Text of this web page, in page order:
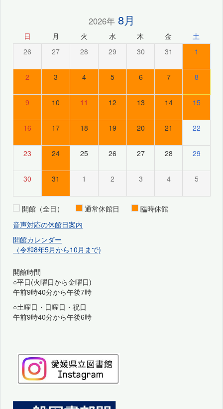
2026年8月
日 月 火 水 木 金 土
26 27 28 29 30 31 1
2 3 4 5 6 7 8
9 10 11 12 13 14 15
16 17 18 19 20 21 22
23 24 25 26 27 28 29
30 31 1 2 3 4 5
開館（全日） 通常休館日
臨時休館
音声対応の休館日案内
開館カレンダー
（令和8年5月から10月まで)
開館時間
○平日(火曜日から金曜日)
午前9時40分から午後7時
○土曜日・日曜日・祝日
午前9時40分から午後6時